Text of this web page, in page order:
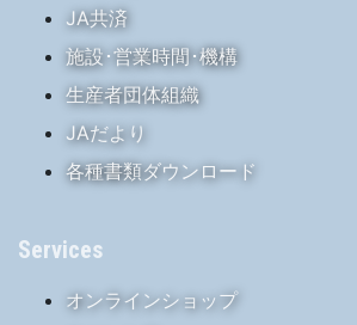
JA共済
施設･営業時間･機構
生産者団体組織
JAだより
各種書類ダウンロード
Services
オンラインショップ